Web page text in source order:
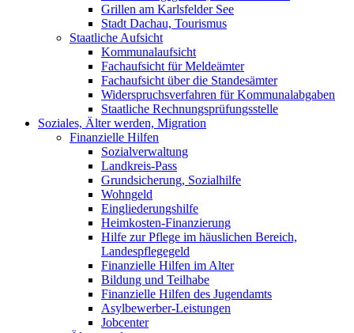
Grillen am Karlsfelder See
Stadt Dachau, Tourismus
Staatliche Aufsicht
Kommunalaufsicht
Fachaufsicht für Meldeämter
Fachaufsicht über die Standesämter
Widerspruchsverfahren für Kommunalabgaben
Staatliche Rechnungsprüfungsstelle
Soziales, Älter werden, Migration
Finanzielle Hilfen
Sozialverwaltung
Landkreis-Pass
Grundsicherung, Sozialhilfe
Wohngeld
Eingliederungshilfe
Heimkosten-Finanzierung
Hilfe zur Pflege im häuslichen Bereich,
Landespflegegeld
Finanzielle Hilfen im Alter
Bildung und Teilhabe
Finanzielle Hilfen des Jugendamts
Asylbewerber-Leistungen
Jobcenter